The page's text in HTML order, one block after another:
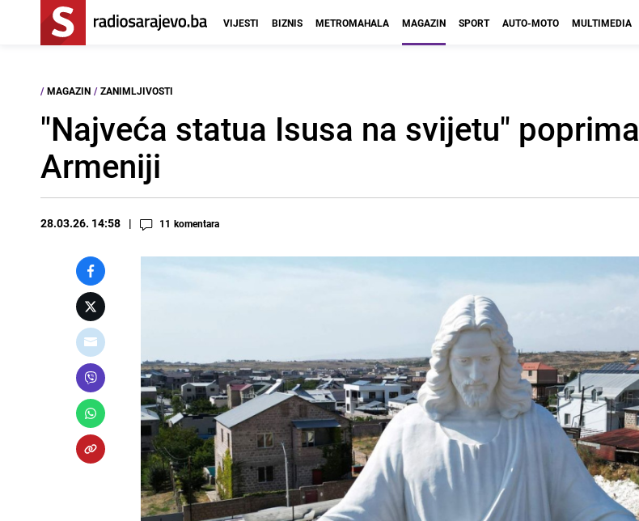
VIJESTI BIZNIS METROMAHALA MAGAZIN SPORT AUTO-MOTO MULTIMEDIA
/ MAGAZIN / ZANIMLJIVOSTI
"Najveća statua Isusa na svijetu"
Armeniji
28.03.26. 14:58 11 komentara